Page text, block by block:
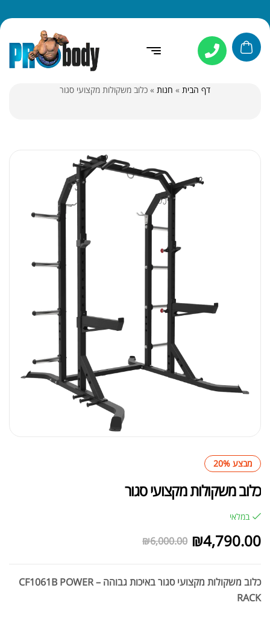
דף הבית » חנות » כלוב משקולות מקצועי סגור
מבצע 20%
כלוב משקולות מקצועי סגור
במלאי
₪6,000.00 ₪4,790.00
כלוב משקולות מקצועי סגור באיכות גבוהה – CF1061B POWER
RACK